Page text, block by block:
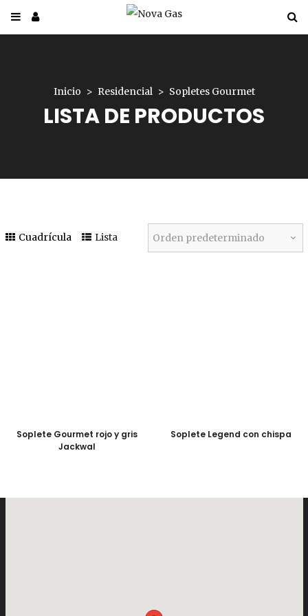
Inicio Residencial Sopletes Gourmet
LISTA DE PRODUCTOS
Cuadrícula Lista
Soplete Gourmet rojo y gris
Jackwal
Soplete Legend con chispa